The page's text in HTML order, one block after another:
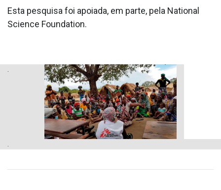
Esta pesquisa foi apoiada, em parte, pela National
Science Foundation.
.
.